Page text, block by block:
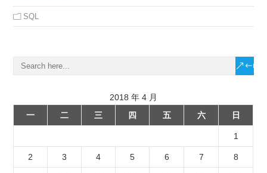
SQL
2018 年 4 月
一
二 三 四 五 六 日
1
2 3 4 5 6 7 8